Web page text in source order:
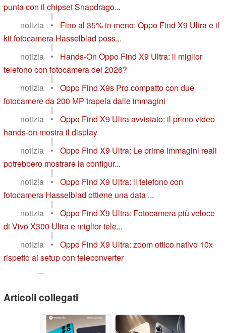
punta con il chipset Snapdrago...
|
notizia
•
Fino al 35% in meno: Oppo Find X9 Ultra e il
kit fotocamera Hasselblad poss...
|
notizia
•
Hands-On Oppo Find X9 Ultra: il miglior
telefono con fotocamera del 2026?
|
notizia
•
Oppo Find X9s Pro compatto con due
fotocamere da 200 MP trapela dalle immagini
|
notizia
•
Oppo Find X9 Ultra avvistato: il primo video
hands-on mostra il display
|
notizia
•
Oppo Find X9 Ultra: Le prime immagini reali
potrebbero mostrare la configur...
|
notizia
•
Oppo Find X9 Ultra: il telefono con
fotocamera Hasselblad ottiene una data ...
|
notizia
•
Oppo Find X9 Ultra: Fotocamera più veloce
di Vivo X300 Ultra e miglior tele...
|
notizia
•
Oppo Find X9 Ultra: zoom ottico nativo 10x
rispetto ai setup con teleconverter
...
Articoli collegati